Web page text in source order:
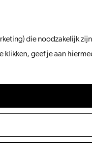
die noodzakelijk
geef je aan
stad en haar
grondleggers van